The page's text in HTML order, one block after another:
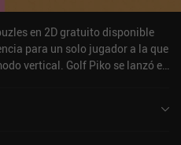
única que todos los
poco habituales deberían
en 2D gratuito disponible
para un solo jugador a la que
vertical. Golf Piko se lanzó en